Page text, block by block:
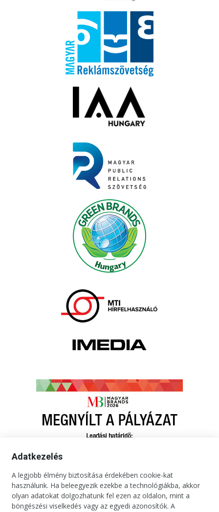
Adatkezelés
A legjobb élmény biztosítása érdekében cookie-kat
használunk. Ha beleegyezik ezekbe a technológiákba, akkor
olyan adatokat dolgozhatunk fel ezen az oldalon, mint a
böngészési viselkedés vagy az egyedi azonosítók. A